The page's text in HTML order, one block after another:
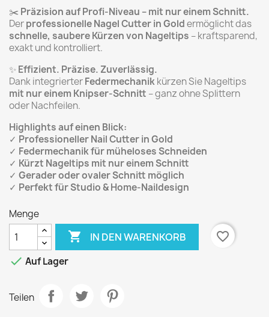
✂️ Präzision auf Profi-Niveau – mit nur einem Schnitt.
Derprofessionelle Nagel Cutter in Goldermöglicht das
schnelle, saubere Kürzen von Nageltips – kraftsparend,
exakt und kontrolliert.
✨Effizient. Präzise. Zuverlässig.
Dank integrierterFedermechanikkürzen Sie Nageltips
mit nur einem Knipser-Schnitt – ganz ohne Splittern
oder Nachfeilen.
Highlights auf einen Blick:
✓ Professioneller Nail Cutter in Gold
✓ Federmechanik für müheloses Schneiden
✓ Kürzt Nageltips mit nur einem Schnitt
✓ Gerader oder ovaler Schnitt möglich
✓ Perfekt für Studio & Home-Naildesign
Menge
 IN DEN WARENKORB
favorite_border
 Auf Lager
Teilen